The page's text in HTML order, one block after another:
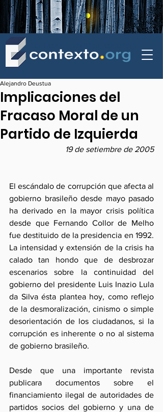
Implicaciones del
Fracaso Moral de un
Partido de Izquierda
Alejandro Deustua
19 de setiembre de 2005
El escándalo de corrupción que afecta al
gobierno brasileño desde mayo pasado
ha derivado en la mayor crisis política
desde que Fernando Collor de Melho
fue destituido de la presidencia en 1992.
La intensidad y extensión de la crisis ha
calado tan hondo que de desbrozar
escenarios sobre la continuidad del
gobierno del presidente Luis Inazio Lula
da Silva ésta plantea hoy, como reflejo
de la desmoralización, cinismo o simple
desorientación de los ciudadanos, si la
corrupción es inherente o no al sistema
de gobierno brasileño.
Desde que una importante revista
publicara documentos sobre el
financiamiento ilegal de autoridades de
partidos socios del gobierno y una de